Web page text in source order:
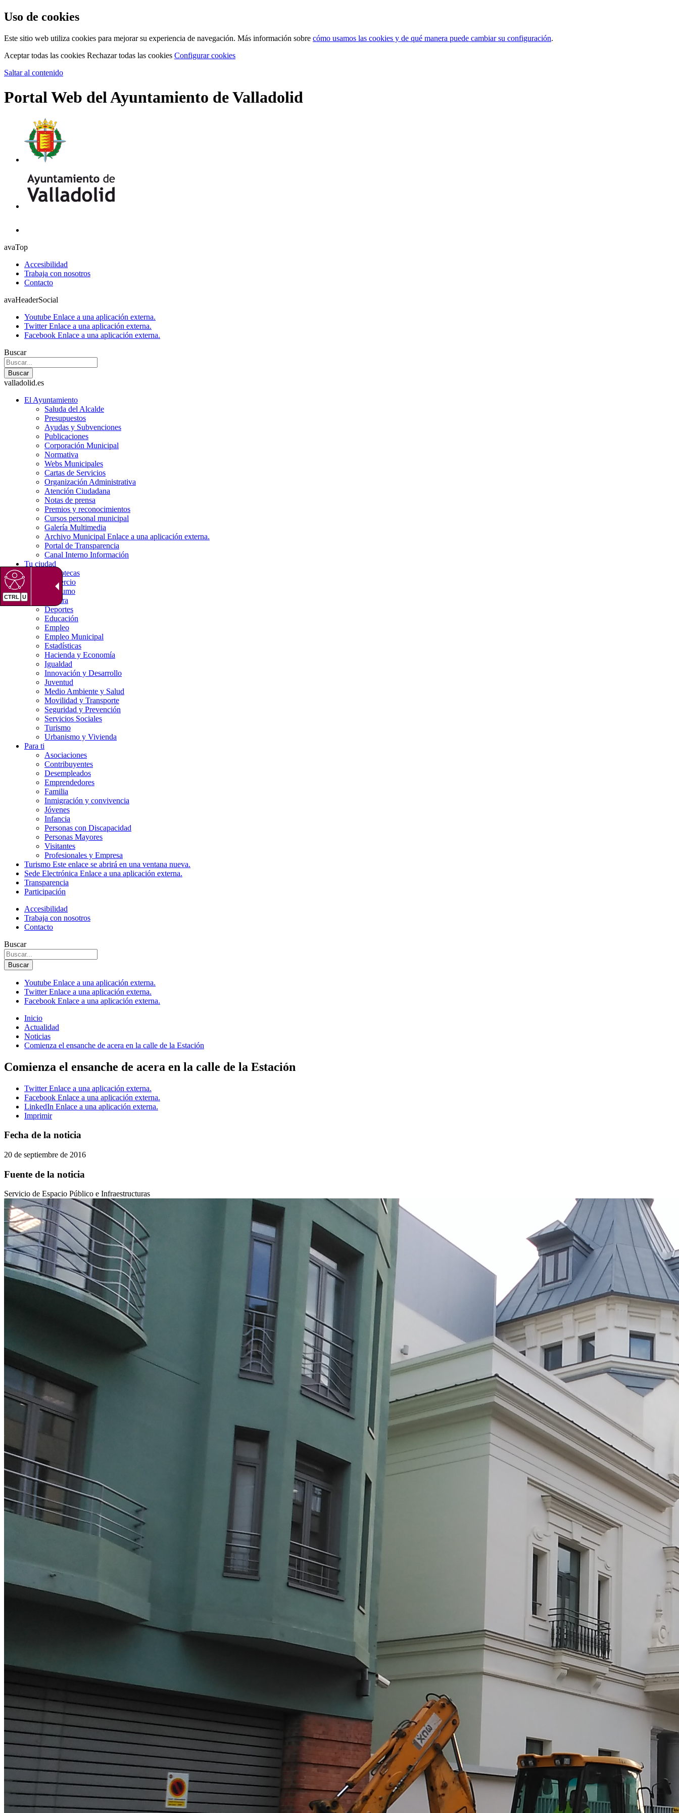
Uso de cookies
Este sitio web utiliza cookies para mejorar su experiencia de navegación. Más información sobre cómo usamos las cookies y de qué manera puede cambiar su configuración.
Aceptar todas las cookies Rechazar todas las cookies Configurar cookies
Saltar al contenido
Portal Web del Ayuntamiento de Valladolid
avaTop
Accesibilidad
Trabaja con nosotros
Contacto
avaHeaderSocial
Youtube Enlace a una aplicación externa.
TwitterEnlace a una aplicación externa.
Facebook Enlace a una aplicación externa.
Buscar
Buscar
valladolid.es
El Ayuntamiento
Saluda del Alcalde
Presupuestos
Ayudas y Subvenciones
Publicaciones
Corporación Municipal
Normativa
Webs Municipales
Cartas de Servicios
Organización Administrativa
Atención Ciudadana
Notas de prensa
Premios y reconocimientos
Cursos personal municipal
Galería Multimedia
Archivo Municipal Enlace a una aplicación externa.
Portal de Transparencia
Canal Interno Información
Tu ciudad
Bibliotecas
Comercio
Consumo
Cultura
Deportes
Educación
Empleo
Empleo Municipal
Estadísticas
Hacienda y Economía
Igualdad
Innovación y Desarrollo
Juventud
Medio Ambiente y Salud
Movilidad y Transporte
Seguridad y Prevención
Servicios Sociales
Turismo
Urbanismo y Vivienda
Para ti
Asociaciones
Contribuyentes
Desempleados
Emprendedores
Familia
Inmigración y convivencia
Jóvenes
Infancia
Personas con Discapacidad
Personas Mayores
Visitantes
Profesionales y Empresa
Turismo Este enlace se abrirá en una ventana nueva.
Sede Electrónica Enlace a una aplicación externa.
Transparencia
Participación
Accesibilidad
Trabaja con nosotros
Contacto
Buscar
Buscar
Youtube Enlace a una aplicación externa.
TwitterEnlace a una aplicación externa.
Facebook Enlace a una aplicación externa.
Inicio
Actualidad
Noticias
Comienza el ensanche de acera en la calle de la Estación
Comienza el ensanche de acera en la calle de la Estación
Twitter Enlace a una aplicación externa.
Facebook Enlace a una aplicación externa.
LinkedIn Enlace a una aplicación externa.
Imprimir
Fecha de la noticia
20 de septiembre de 2016
Fuente de la noticia
Servicio de Espacio Público e Infraestructuras